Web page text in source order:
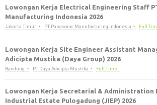
Lowongan Kerja Electrical Engineering Staff
Manufacturing Indonesia 2026
Jakarta Timur PT Panasonic Manufacturing Indonesia Full
Lowongan Kerja Site Engineer Assistant
Adicipta Mustika (Daya Group) 2026
Bandung PT Daya Adicipta Mustika Full Time
Lowongan Kerja Secretarial & Administration
Industrial Estate Pulogadung (JIEP) 2026